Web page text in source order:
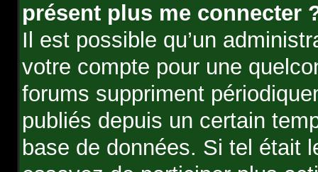
présent plus me connecter
Il est possible qu’un
votre compte pour une
forums suppriment
publiés depuis un certain
base de données. Si tel était